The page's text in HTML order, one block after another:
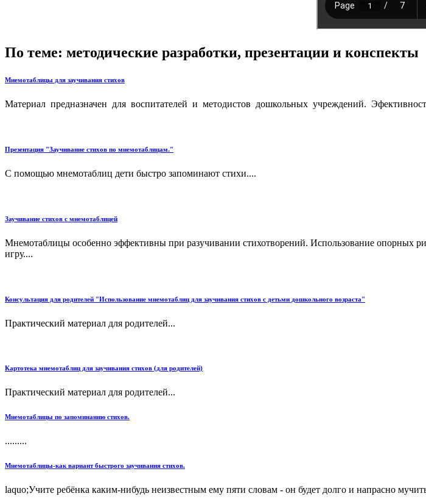
По теме: методические разработки, презентации и конспекты
Мнемотаблицы для заучивания стихов
Материал предназначен для воспитателей и методистов дошкольных учреждений.
Презентация "Заучивание стихов по мнемотаблицам."
С помощью мнемотаблиц дети быстро запоминают стихи....
Заучивание стихов с мнемотаблицей
Мнемотаблицы особенно эффективны при разучивании стихотворений. Использование опорных
игру....
Консультация для родителей "Использование мнемотаблиц для заучивания стихов с детьми дошкольного возраста"
Практический материал для родителей...
Картотека мнемотаблиц для заучивания стихов (для родителей)
Практический материал для родителей...
Мнемотаблицы по запоминанию стихов.
.........
Мнемотаблицы-как вариант быстрого заучивания стихов.
laquo;Учите ребёнка каким-нибудь неизвестным ему пяти словам - он будет долго и напрасно